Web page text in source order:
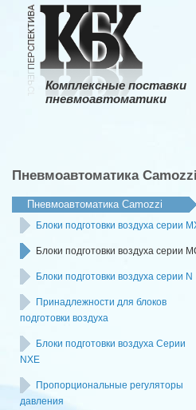
Комплексные поставки
пневмоавтоматики
Пневмоавтоматика Camozzi
Пневмоавтоматика Camozzi
Блоки подготовки воздуха серии
Блоки подготовки воздуха серии
Блоки подготовки воздуха серии N
Принадлежности для блоков
подготовки воздуха
Блоки подготовки воздуха Серии
NXE
Пропорциональные регуляторы
давления